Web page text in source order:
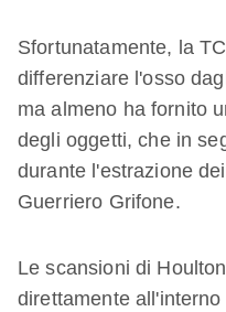
Sfortunatamente, la
differenziare l'osso
ma almeno ha fornito
degli oggetti, che in
durante l'estrazione
Guerriero Grifone.
Le scansioni di
direttamente